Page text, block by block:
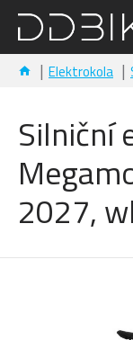
Elektrokola
Silniční
2027,